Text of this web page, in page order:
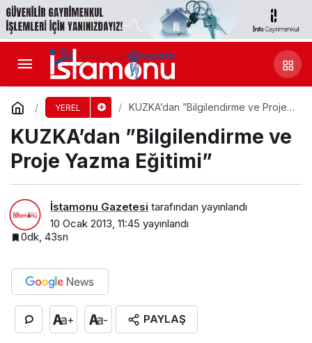
YEREL
KUZKA’dan ”Bilgilendirme ve Proje
KUZKA’dan ”Bilgilendirme ve
Proje Yazma Eğitimi”
İstamonu Gazetesi tarafından yayınlandı
10 Ocak 2013, 11:45 yayınlandı
0dk, 43sn
+ - PAYLAŞ